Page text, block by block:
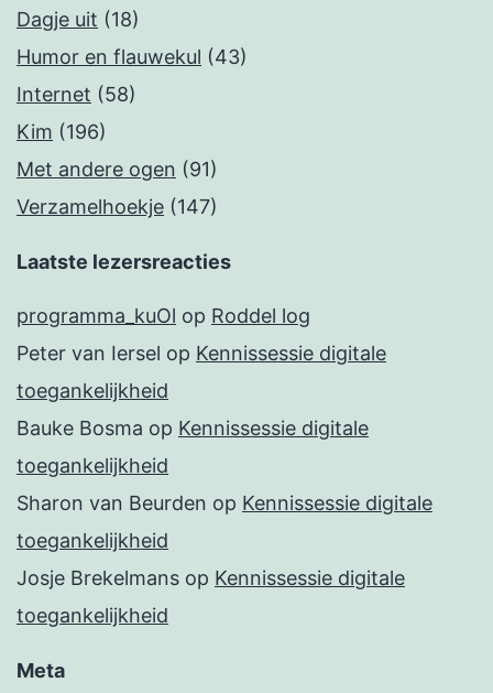
Dagje uit (18)
Humor en flauwekul (43)
Internet (58)
Kim (196)
Met andere ogen (91)
Verzamelhoekje (147)
Laatste lezersreacties
programma_kuOl op Roddel log
Peter van Iersel op Kennissessie digitale
toegankelijkheid
Bauke Bosma op Kennissessie digitale
toegankelijkheid
Sharon van Beurden op Kennissessie digitale
toegankelijkheid
Josje Brekelmans op Kennissessie digitale
toegankelijkheid
Meta